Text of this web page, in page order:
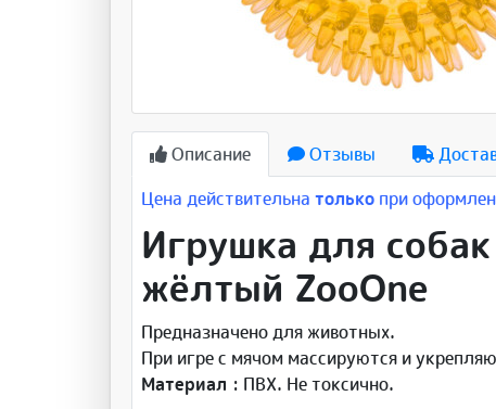
Описание Отзывы
Цена действительнатолько при
Игрушка для
жёлтый ZooOne
Предназначено для животных.
При игре с мячом массируются и
Материал : ПВХ. Не токсично.